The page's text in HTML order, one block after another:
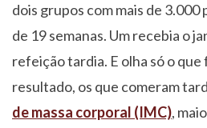
dois grupos com mais de
de 19 semanas. Um recebia o
refeição tardia. E olha só o
resultado, os que comeram
de massa corporal (IMC),